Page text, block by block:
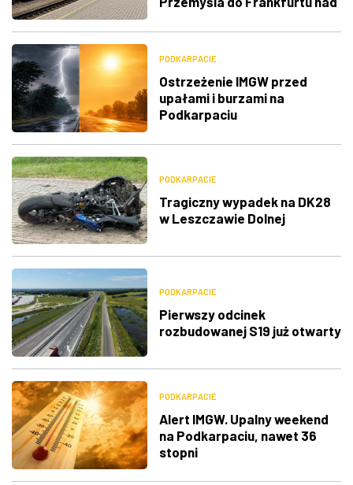
PODKARPACIE
Ostrzeżenie IMGW przed
upałami i burzami na
Podkarpaciu
PODKARPACIE
Tragiczny wypadek na DK28
w Leszczawie Dolnej
PODKARPACIE
Pierwszy odcinek
rozbudowanej S19 już otwarty
PODKARPACIE
Alert IMGW. Upalny weekend
na Podkarpaciu, nawet 36
stopni